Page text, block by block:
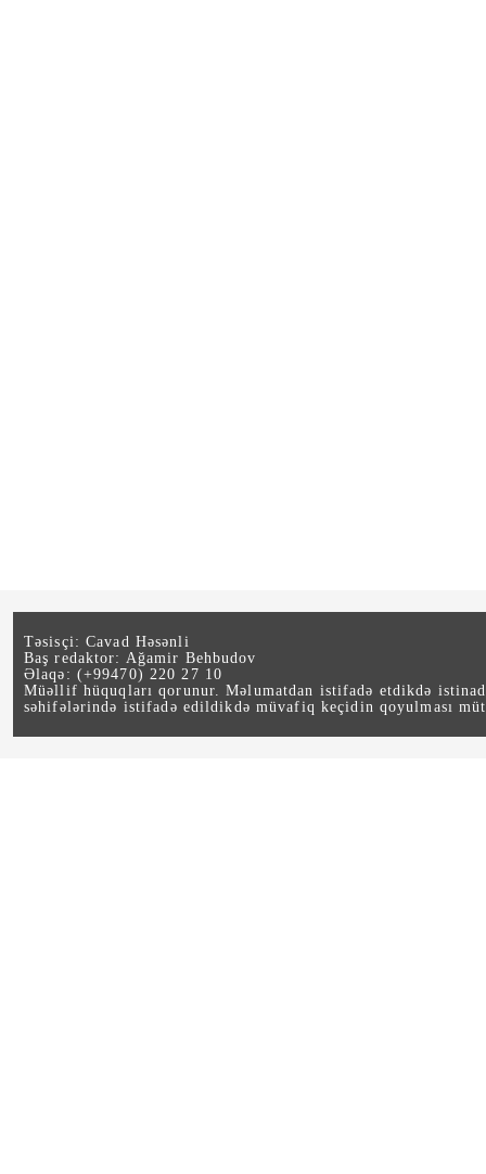
Təsisçi: Cavad Həsənli
Baş redaktor: Ağamir Behbudov
Əlaqə: (+99470) 220 27 10
Müəllif hüquqları qorunur. Məlumatdan istifadə etdikdə
səhifələrində istifadə edildikdə müvafiq keçidin qoyulması